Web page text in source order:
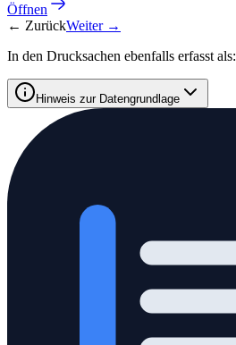
Öffnen
← ZurückWeiter →
In den Drucksachen ebenfalls erfasst als:
Hinweis zur Datengrundlage